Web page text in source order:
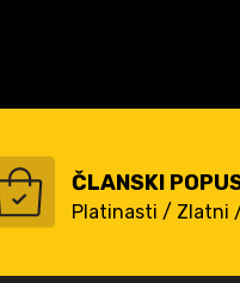
ČLANSKI
Platinasti / Zlatni